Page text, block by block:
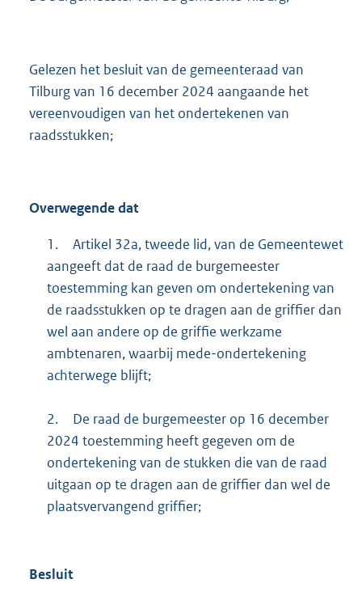
2
2
K
Gelezen het besluit van de gemeenteraad van
Tilburg van 16 december 2024 aangaande het
vereenvoudigen van het ondertekenen van
raadsstukken;
Overwegende dat
1.
Artikel 32a, tweede lid, van de Gemeentewet
aangeeft dat de raad de burgemeester
toestemming kan geven om ondertekening van
de raadsstukken op te dragen aan de griffier dan
wel aan andere op de griffie werkzame
ambtenaren, waarbij mede-ondertekening
achterwege blijft;
2.
De raad de burgemeester op 16 december
2024 toestemming heeft gegeven om de
ondertekening van de stukken die van de raad
uitgaan op te dragen aan de griffier dan wel de
plaatsvervangend griffier;
Besluit